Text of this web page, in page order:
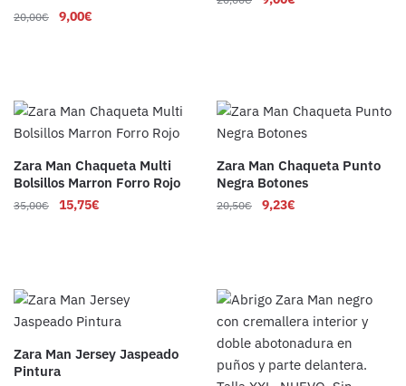
20,00€ 9,00€
Zara Man Chaqueta Multi
Bolsillos Marron Forro Rojo
35,00€ 15,75€
Zara Man Chaqueta Punto
Negra Botones
20,50€ 9,23€
Zara Man Jersey Jaspeado
Pintura